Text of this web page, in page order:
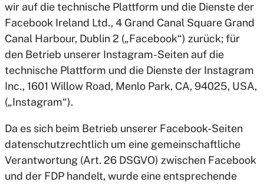
wir auf die technische Plattform und die Dienste der
Facebook Ireland Ltd., 4 Grand Canal Square Grand
Canal Harbour, Dublin 2 („Facebook“) zurück; für
den Betrieb unserer Instagram-Seiten auf die
technische Plattform und die Dienste der Instagram
Inc., 1601 Willow Road, Menlo Park, CA, 94025, USA,
(„Instagram“).
Da es sich beim Betrieb unserer Facebook-Seiten
datenschutzrechtlich um eine gemeinschaftliche
Verantwortung (Art. 26 DSGVO) zwischen Facebook
und der FDP handelt, wurde eine entsprechende